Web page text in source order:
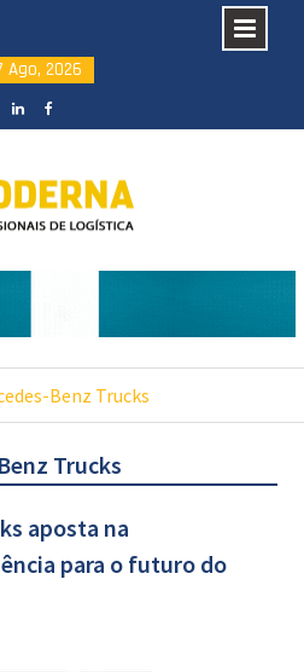
Ago, 2026
Benz Trucks
Trucks
aposta na
para o futuro do